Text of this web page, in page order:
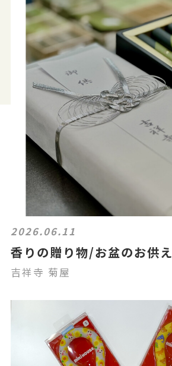
2026.06.11
香りの贈り物/お盆のお供え
吉祥寺 菊屋